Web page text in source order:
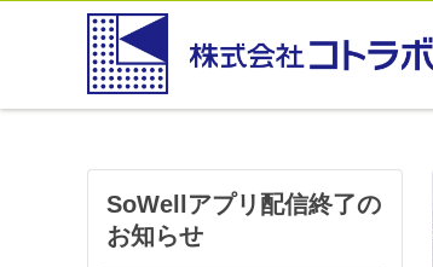
SoWellアプリ配信終了の
お知らせ